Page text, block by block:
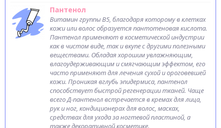
Пантенол
Витамин группы В5, благодаря которому в клетках
кожи или волос образуется пантотеновая кислота.
Пантенол применяют в косметической индустрии
как в чистом виде, так и вкупе с другими полезными
веществами. Обладая хорошим увлажняющим,
влагоудерживающим и смягчающим эффектом, его
часто применяют для лечения сухой и ороговевшей
кожи. Проникая вглубь эпидермиса, пантенол
способствует быстрой регенерации тканей. Чаще
всего Д-пантенол встречается в кремах для лица,
рук и ног, кондиционерах для волос, масках,
средствах для ухода за ногтевой пластиной, а
также декоративной косметике.